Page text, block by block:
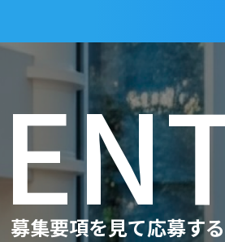
募集要項を見て応募する